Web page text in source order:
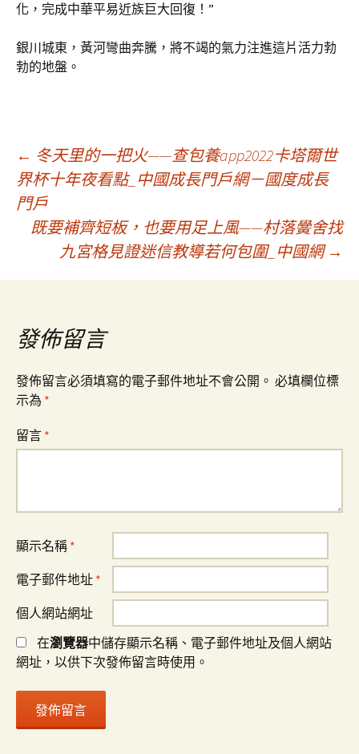
化，完成中華平易近族巨大回復！”
銀川城東，黃河彎曲奔騰，將不竭的氣力注進這片活力勃
勃的地盤。
文
章
導
覽
← 冬天里的一把火——查包養app2022卡塔爾世
界杯十年夜看點_中國成長門戶網－國度成長
門戶
既要補齊短板，也要用足上風——村落黌舍找
九宮格見證迷信教導若何包圍_中國網 →
發佈留言
發佈留言必須填寫的電子郵件地址不會公開。 必填欄位標
示為 *
留言 *
顯示名稱 *
電子郵件地址 *
個人網站網址
在瀏覽器中儲存顯示名稱、電子郵件地址及個人網站
網址，以供下次發佈留言時使用。